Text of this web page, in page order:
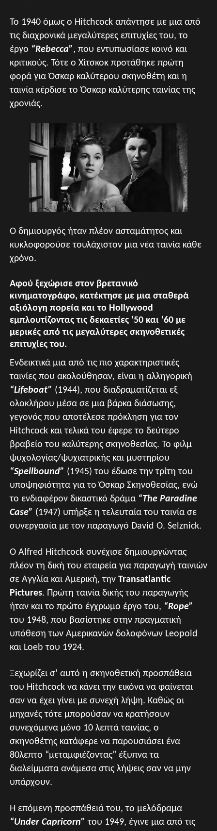
Το 1940 όμως ο Hitchcock απάντησε με μια από
τις διαχρονικά μεγαλύτερες επιτυχίες του, το
έργο “Rebecca”, που εντυπωσίασε κοινό και
κριτικούς. Τότε ο Χίτσκοκ προτάθηκε πρώτη
φορά για Όσκαρ καλύτερου σκηνοθέτη και η
ταινία κέρδισε το Όσκαρ καλύτερης ταινίας της
χρονιάς.
Ο δημιουργός ήταν πλέον ασταμάτητος και
κυκλοφορούσε τουλάχιστον μια νέα ταινία κάθε
χρόνο.
Αφού ξεχώρισε στον βρετανικό
κινηματογράφο, κατέκτησε με μια σταθερά
αξιόλογη πορεία και το Hollywood
εμπλουτίζοντας τις δεκαετίες ’50 και ’60 με
μερικές από τις μεγαλύτερες σκηνοθετικές
επιτυχίες του.
Ενδεικτικά μια από τις πιο χαρακτηριστικές
ταινίες που ακολούθησαν, είναι η αλληγορική
“Lifeboat” (1944), που διαδραματίζεται εξ
ολοκλήρου μέσα σε μια βάρκα διάσωσης,
γεγονός που αποτέλεσε πρόκληση για τον
Hitchcock και τελικά του έφερε το δεύτερο
βραβείο του καλύτερης σκηνοθεσίας. Το φιλμ
ψυχολογίας/ψυχιατρικής και μυστηρίου
“Spellbound” (1945) του έδωσε την τρίτη του
υποψηφιότητα για το Όσκαρ Σκηνοθεσίας, ενώ
το ενδιαφέρον δικαστικό δράμα “The Paradine
Case” (1947) υπήρξε η τελευταία του ταινία σε
συνεργασία με τον παραγωγό David O. Selznick.
Ο Alfred Hitchcock συνέχισε δημιουργώντας
πλέον τη δική του εταιρεία για παραγωγή ταινιών
σε Αγγλία και Αμερική, την Transatlantic
Pictures. Πρώτη ταινία δικής του παραγωγής
ήταν και το πρώτο έγχρωμο έργο του, “Rope”
του 1948, που βασίστηκε στην πραγματική
υπόθεση των Αμερικανών δολοφόνων Leopold
και Loeb του 1924.
Ξεχωρίζει σ’ αυτό η σκηνοθετική προσπάθεια
του Hitchcock να κάνει την εικόνα να φαίνεται
σαν να έχει γίνει με συνεχή λήψη. Καθώς οι
μηχανές τότε μπορούσαν να κρατήσουν
συνεχόμενα μόνο 10 λεπτά ταινίας, ο
σκηνοθέτης κατάφερε να παρουσιάσει ένα
80λεπτο “μεταμφιέζοντας” έξυπνα τα
διαλείμματα ανάμεσα στις λήψεις σαν να μην
υπάρχουν.
Η επόμενη προσπάθειά του, το μελόδραμα
“Under Capricorn” του 1949, έγινε μια από τις